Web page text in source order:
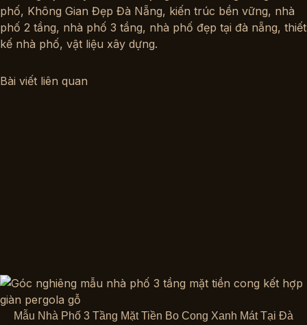
phố, Không Gian Đẹp Đà Nẵng, kiến trúc bền vững, nhà
phố 2 tầng, nhà phố 3 tầng, nhà phố đẹp tại đà nẵng, thiết
kế nhà phố, vật liệu xây dựng.
Bài viết liên quan
Mẫu Nhà Phố 3 Tầng Mặt Tiền Bo Cong Xanh Mát Tại Đà